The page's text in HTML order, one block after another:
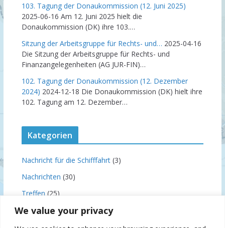
We value your privacy
103. Tagung der Donaukommission (12. Juni 2025)
2025-06-16 Am 12. Juni 2025 hielt die
Donaukommission (DK) ihre 103.…
Sitzung der Arbeitsgruppe für Rechts- und… 2025-04-16
Die Sitzung der Arbeitsgruppe für Rechts- und
Finanzangelegenheiten (AG JUR-FIN)…
102. Tagung der Donaukommission (12. Dezember
2024) 2024-12-18 Die Donaukommission (DK) hielt ihre
102. Tagung am 12. Dezember…
Kategorien
Nachricht für die Schifffahrt(3)
Nachrichten (30)
Treffen (25)
Uncategorized(4)